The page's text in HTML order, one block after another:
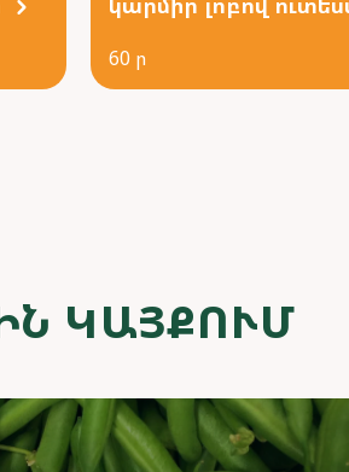
60 ր
ԿԱՅՔՈՒՄ